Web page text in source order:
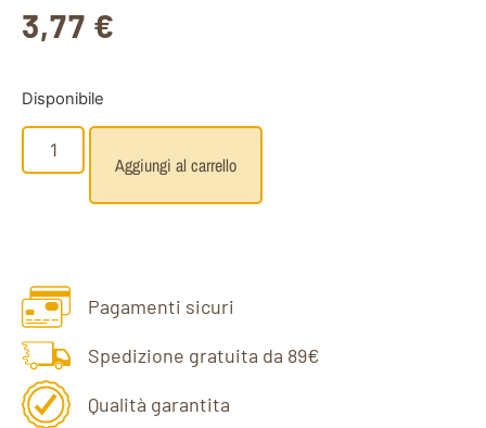
3,77 €
Disponibile
Aggiungi al carrello
Pagamenti sicuri
Spedizione gratuita da 89€
Qualità garantita